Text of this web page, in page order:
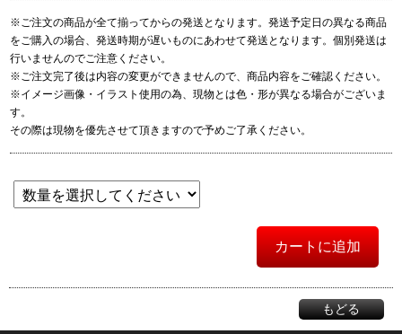
※ご注文の商品が全て揃ってからの発送となります。発送予定日の異なる商品
をご購入の場合、発送時期が遅いものにあわせて発送となります。個別発送は
行いませんのでご注意ください。
※ご注文完了後は内容の変更ができませんので、商品内容をご確認ください。
※イメージ画像・イラスト使用の為、現物とは色・形が異なる場合がございま
す。
その際は現物を優先させて頂きますので予めご了承ください。
カートに追加
もどる